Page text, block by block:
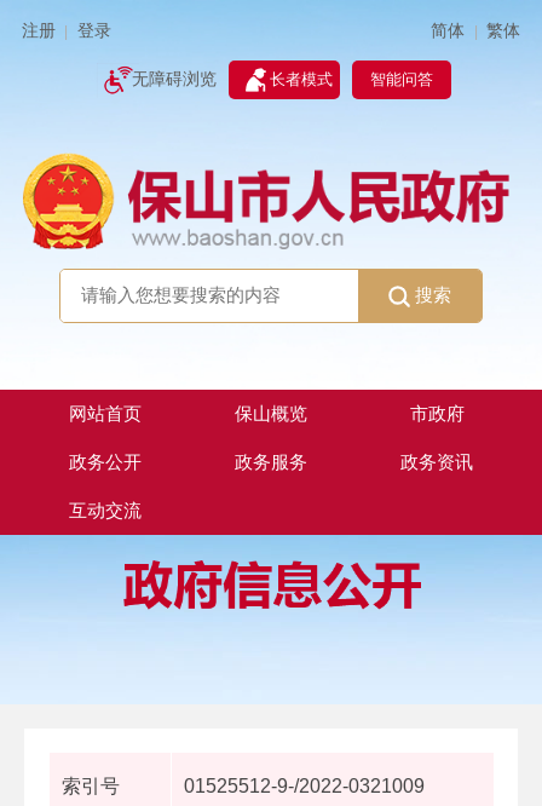
注册 登录 简体 | 繁体
无障碍浏览 长者模式 智能问答
搜索
网站首页 保山概览 市政府
政务公开 政务服务 政务资讯
互动交流
索引号 01525512-9-/2022-0321009